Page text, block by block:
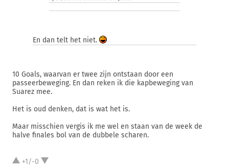
En dan telt het niet.
10 Goals, waarvan er twee zijn ontstaan door een
passeerbeweging. En dan reken ik die kapbeweging van
Suarez mee.
Het is oud denken, dat is wat het is.
Maar misschien vergis ik me wel en staan van de week de
halve finales bol van de dubbele scharen.
+1/-0